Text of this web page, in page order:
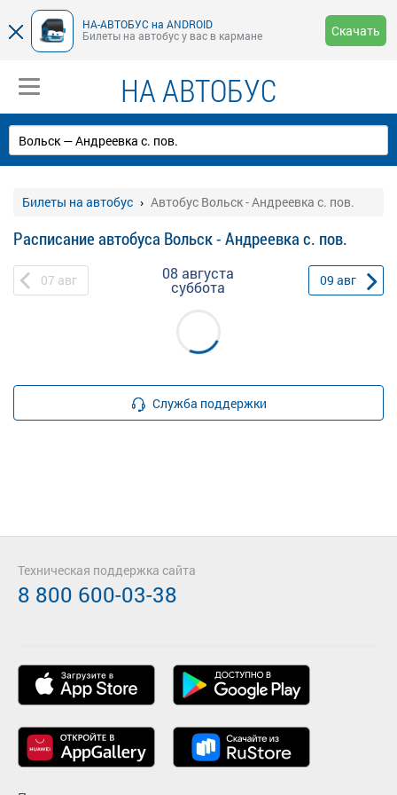
НА-АВТОБУС на ANDROID
Билеты на автобус у вас в кармане
Скачать
НА АВТОБУС
Билеты на автобус Автобус Вольск - Андреевка с. пов.
Расписание автобуса Вольск - Андреевка с. пов.
07 авг 08 августа
суббота 09 авг
Служба поддержки
Техническая поддержка сайта
8 800 600-03-38